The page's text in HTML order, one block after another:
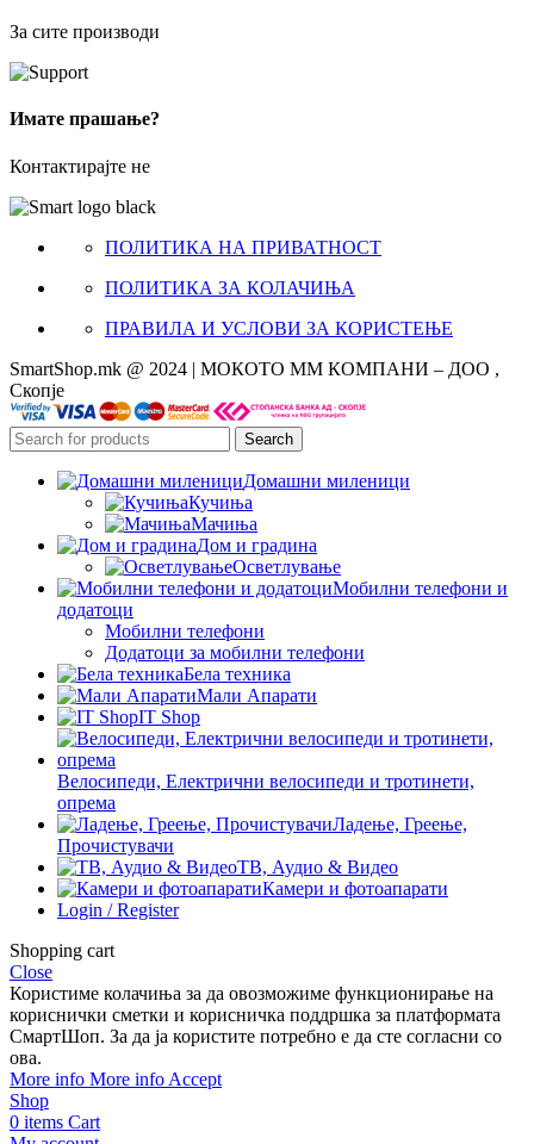
За сите производи
Имате прашање?
Контактирајте не
ПОЛИТИКА НА ПРИВАТНОСТ
ПОЛИТИКА ЗА КОЛАЧИЊА
ПРАВИЛА И УСЛОВИ ЗА КОРИСТЕЊЕ
SmartShop.mk @ 2024 | МОКОТО ММ КОМПАНИ – ДОО ,
Скопје
Search
Домашни миленици
Кучиња
Мачиња
Дом и градина
Осветлување
Мобилни телефони и
додатоци
Мобилни телефони
Додатоци за мобилни телефони
Бела техника
Мали Апарати
IT Shop
Велосипеди, Електрични велосипеди и тротинети,
опрема
Ладење, Греење,
Прочистувачи
ТВ, Аудио & Видео
Камери и фотоапарати
Login / Register
Shopping cart
Close
Користиме колачиња за да овозможиме функционирање на
кориснички сметки и корисничка поддршка за платформата
СмартШоп. За да ја користите потребно е да сте согласни со
ова.
More info More info Accept
Shop
0 items Cart